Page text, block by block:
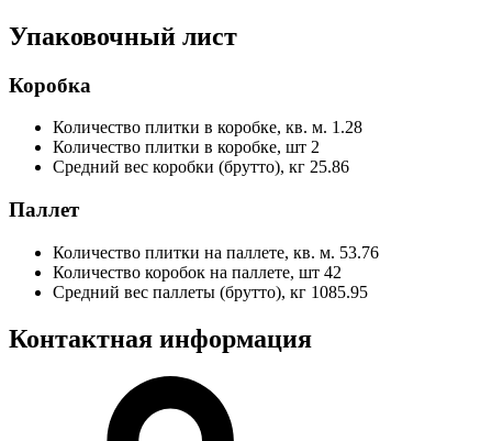
Упаковочный лист
Коробка
Количество плитки в коробке, кв. м. 1.28
Количество плитки в коробке, шт 2
Средний вес коробки (брутто), кг 25.86
Паллет
Количество плитки на паллете, кв. м. 53.76
Количество коробок на паллете, шт 42
Средний вес паллеты (брутто), кг 1085.95
Контактная информация